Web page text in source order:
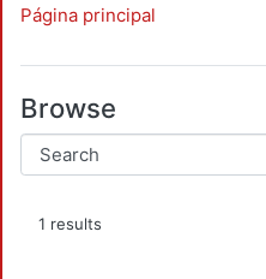
Página principal
Browse
1 results